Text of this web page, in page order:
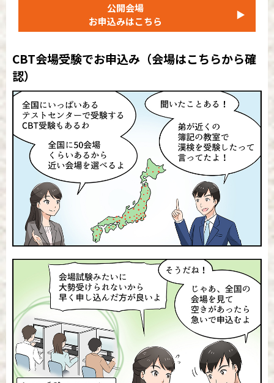
公開会場
お申込みはこちら
▶
CBT会場受験でお申込み （会場はこちらから確
認）